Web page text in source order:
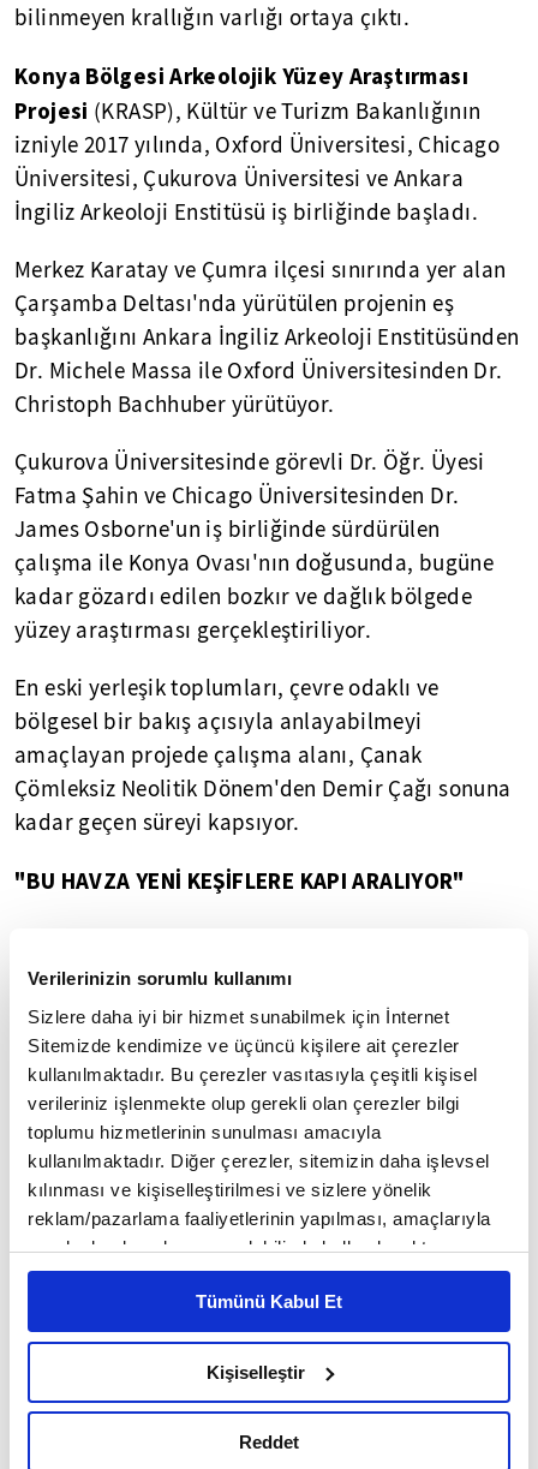
Verilerinizin sorumlu kullanımı
Sizlere daha iyi bir hizmet sunabilmek için İnternet
Sitemizde kendimize ve üçüncü kişilere ait çerezler
kullanılmaktadır. Bu çerezler vasıtasıyla çeşitli kişisel
verileriniz işlenmekte olup gerekli olan çerezler bilgi
toplumu hizmetlerinin sunulması amacıyla
kullanılmaktadır. Diğer çerezler, sitemizin daha işlevsel
kılınması ve kişiselleştirilmesi ve sizlere yönelik
reklam/pazarlama faaliyetlerinin yapılması, amaçlarıyla
sınırlı olarak açık rızanız dahilinde kullanılacaktır.
Çerezlere ilişkin tercihlerinizi çerez paneli vasıtasıyla
belirleyebilirsiniz. Çerezlere ilişkin detaylı bilgi için
Ayarlar butonuna tıklayabilir,Çerez Bilgilendirme
Metnimizi ziyaret edebilirsiniz.
hazırlanmış olan İnternet Sitesi Aydınlatma Metnimizi
okumak ve sitemizi ziyaretiniz kapsamında
Tümünü Kabul Et
Kişiselleştir
Reddet
bilinmeyen krallığın varlığı ortaya çıktı.
Konya Bölgesi Arkeolojik Yüzey Araştırması
Projesi (KRASP), Kültür ve Turizm Bakanlığının
izniyle 2017 yılında, Oxford Üniversitesi, Chicago
Üniversitesi, Çukurova Üniversitesi ve Ankara
İngiliz Arkeoloji Enstitüsü iş birliğinde başladı.
Merkez Karatay ve Çumra ilçesi sınırında yer alan
Çarşamba Deltası'nda yürütülen projenin eş
başkanlığını Ankara İngiliz Arkeoloji Enstitüsünden
Dr. Michele Massa ile Oxford Üniversitesinden Dr.
Christoph Bachhuber yürütüyor.
Çukurova Üniversitesinde görevli Dr. Öğr. Üyesi
Fatma Şahin ve Chicago Üniversitesinden Dr.
James Osborne'un iş birliğinde sürdürülen
çalışma ile Konya Ovası'nın doğusunda, bugüne
kadar gözardı edilen bozkır ve dağlık bölgede
yüzey araştırması gerçekleştiriliyor.
En eski yerleşik toplumları, çevre odaklı ve
bölgesel bir bakış açısıyla anlayabilmeyi
amaçlayan projede çalışma alanı, Çanak
Çömleksiz Neolitik Dönem'den Demir Çağı sonuna
kadar geçen süreyi kapsıyor.
"BU HAVZA YENİ KEŞİFLERE KAPI ARALIYOR"
muhabirine yaptığı açıklamada, proje ile Konya
Ovası'nda milattan önce 9 bin yıl öncesine uzanan
uygarlıklarla, insan ve çevre ilişkilerini anlamayı
amaçladıklarını söyledi.
Konya'nın, Anadolu'nun arkeoloji alanında en
zengin ve bereketli yerlerinden olduğuna işaret
eden Massa, "Burası adeta Mezopotamya gibidir.
Karatay ile Çumra ilçesi sınırlarında yer alan
bölge, arkeolojik anlamda çok verimlidir.
Mezopotamya standartlarındaki bu havza yeni
keşiflere kapı aralıyor." diye konuştu.
Michele Massa, tarihsel süreç içerisinde tarıma